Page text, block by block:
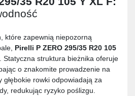
które zapewnią niepozorną
Pirelli P ZERO 295/35 R20 105
Statyczna struktura bieżnika oferuje
o znakomite prowadzenie na
głębokie rowki odpowiadają za
redukując ryzyko poślizgu.